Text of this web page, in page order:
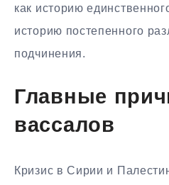
как историю
историю постепенного
подчинения.
Главные
вассалов
Кризис в Сирии и